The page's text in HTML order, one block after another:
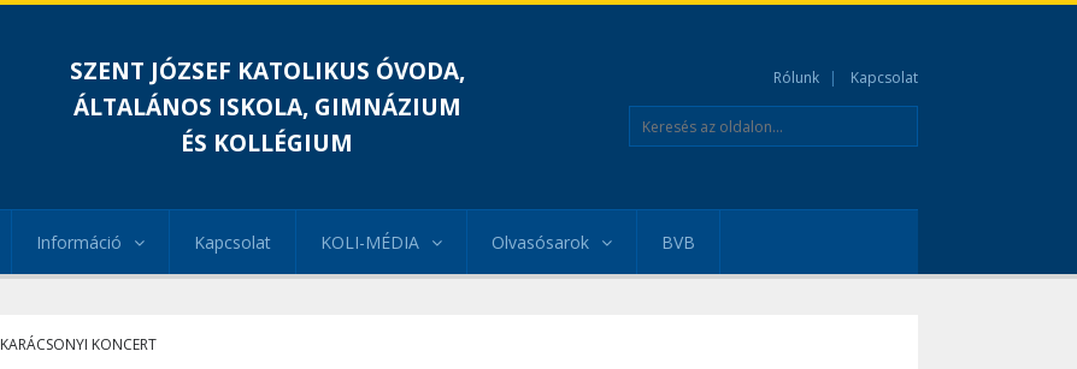
SZENT JÓZSEF KATOLIKUS ÓVODA,
ÁLTALÁNOS ISKOLA, GIMNÁZIUM
ÉS KOLLÉGIUM
Rólunk Kapcsolat
Információ Kapcsolat KOLI-MÉDIA Olvasósarok BVB
KARÁCSONYI KONCERT